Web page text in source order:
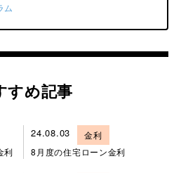
ム
すめ記事
利
24.08.03
金利
8月度の住宅ローン金利